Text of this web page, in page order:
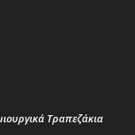
Τραπεζάκια